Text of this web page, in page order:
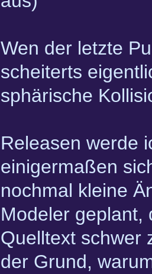
Wen der letzte
scheiterts
sphärische
Releasen werde
einigermaßen
nochmal kleine
Modeler geplant,
Quelltext schwer
der Grund,